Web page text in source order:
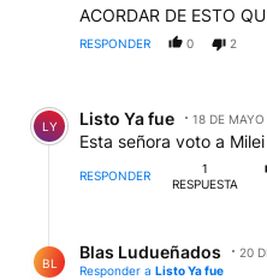
ACORDAR DE ESTO
RESPONDER 0 2
LY Listo Ya fue 18 DE
Esta señora voto a
RESPONDER
1
RESPUESTA
BL
Blas Ludueñados
20
Responder a Listo Ya fue